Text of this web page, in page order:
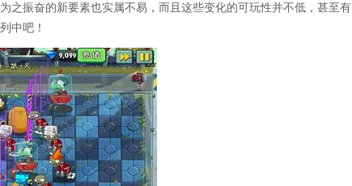
之振奋的新要素也实属不易，而且这些变化的可玩性并不低，甚至有
中吧！